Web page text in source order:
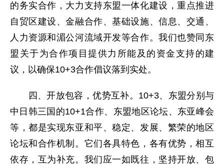
的务实合作，大力支持东盟一体化建设，重点推进
自贸区建设、金融合作、基础设施、信息、交通、
人力资源和湄公河流域开发等合作。我们也赞同东
盟关于为合作项目提供力所能及的资金支持的建
议，以确保10+3合作倡议落到实处。
四、开放包容，优势互补。10+3、东盟分别与
中日韩三国的10+1合作、东盟地区论坛、东亚峰会
等，都是实现东亚和平、稳定、发展、繁荣的地区
论坛和合作机制。它们各具特色，各有优势，相互
依存，互为补充。我们应一如既往，坚持开放、包